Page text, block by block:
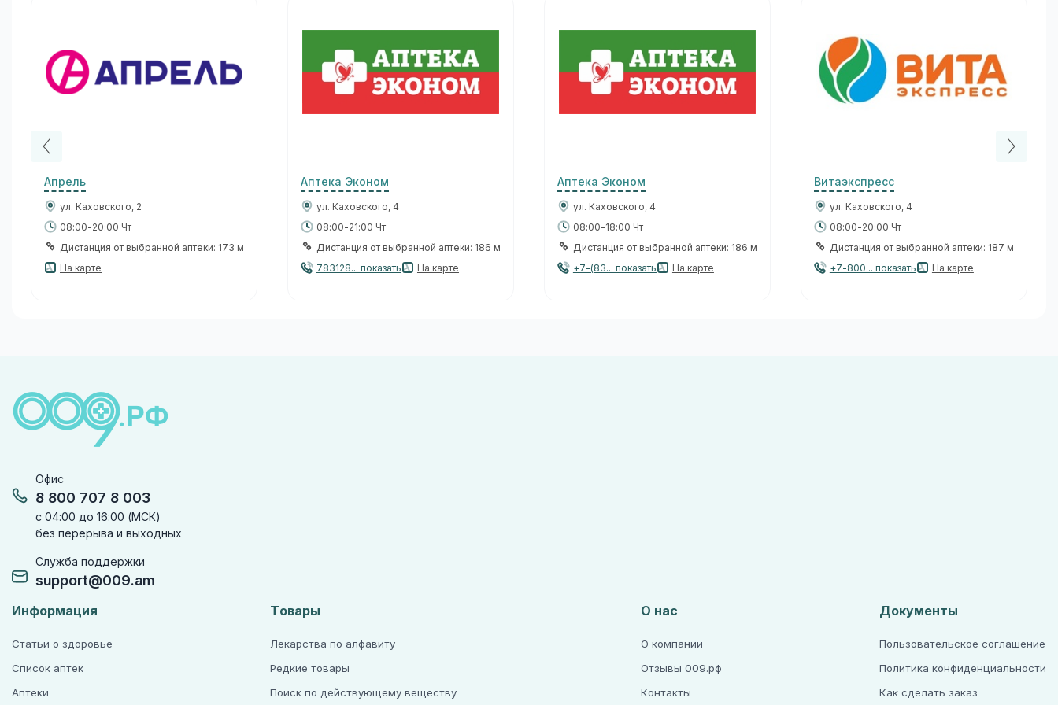
Апрель
ул. Каховского, 2
08:00-20:00 Чт
Дистанция от выбранной аптеки: 173 м
На карте
Аптека Эконом
ул. Каховского, 4
08:00-21:00 Чт
Дистанция от выбранной аптеки: 186 м
783128... показать
На карте
Аптека Эконом
ул. Каховского, 4
08:00-18:00 Чт
Дистанция от выбранной аптеки: 186 м
+7-(83... показать
На карте
Витаэкспресс
ул. Каховского, 4
08:00-20:00 Чт
Дистанция от выбранной аптеки: 187 м
+7-800... показать
На карте
Офис
8 800 707 8 003
с 04:00 до 16:00 (МСК)
без перерыва и выходных
Служба поддержки
support@009.am
Информация
Статьи о здоровье
Список аптек
Аптеки
Товары
Лекарства по алфавиту
Редкие товары
Поиск по действующему веществу
О нас
О компании
Отзывы 009.рф
Контакты
Документы
Пользовательское соглашение
Политика конфиденциальности
Как сделать заказ